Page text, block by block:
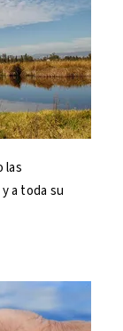
las
a toda su